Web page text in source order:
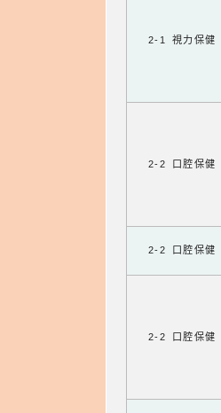
2-1 視力保健
2-2 口腔保健
2-2 口腔保健
2-2 口腔保健